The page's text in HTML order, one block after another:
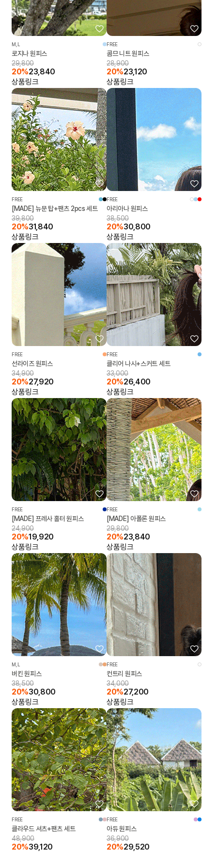
M,L
로지나 원피스
29,800
20%23,840
상품링크
FREE
콤므 니트 원피스
28,900
20%23,120
상품링크
FREE
[MADE] 뉴문 탑+팬츠 2pcs 세트
39,800
20%31,840
상품링크
FREE
아리아나 원피스
38,500
20%30,800
상품링크
FREE
선라이즈 원피스
34,900
20%27,920
상품링크
FREE
클리어 나시+스커트 세트
33,000
20%26,400
상품링크
FREE
[MADE] 프레사 홀터 원피스
24,900
20%19,920
상품링크
FREE
[MADE] 아폴론 원피스
29,800
20%23,840
상품링크
M,L
버킨 원피스
38,500
20%30,800
상품링크
FREE
컨트리 원피스
34,000
20%27,200
상품링크
FREE
클라우드 셔츠+팬츠 세트
48,900
20%39,120
FREE
아듀 원피스
36,900
20%29,520